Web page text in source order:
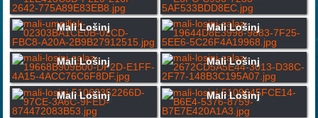
Mali Lošinj Mali Lošinj
Mali Lošinj Mali Lošinj
Mali Lošinj Mali Lošinj